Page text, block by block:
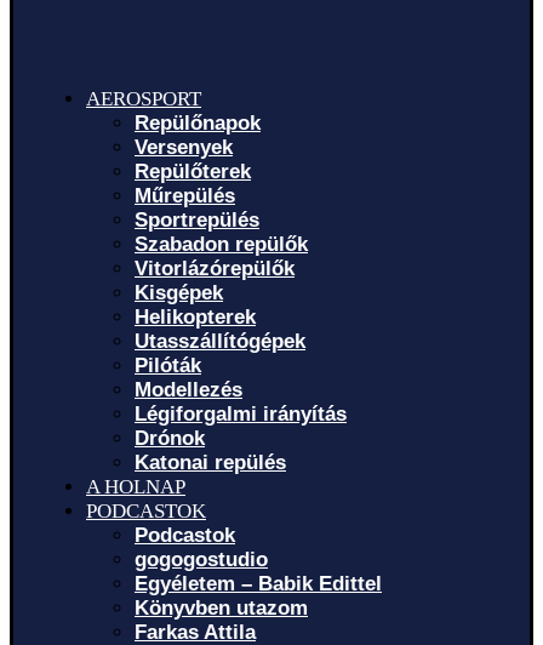
AEROSPORT
Repülőnapok
Versenyek
Repülőterek
Műrepülés
Sportrepülés
Szabadon repülők
Vitorlázórepülők
Kisgépek
Helikopterek
Utasszállítógépek
Pilóták
Modellezés
Légiforgalmi irányítás
Drónok
Katonai repülés
A HOLNAP
PODCASTOK
Podcastok
gogogostudio
Egyéletem – Babik Edittel
Könyvben utazom
Farkas Attila